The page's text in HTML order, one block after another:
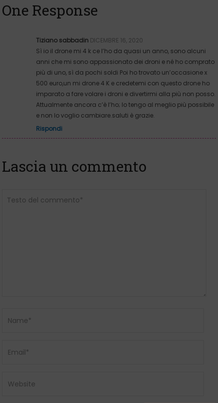
One Response
Tiziano sabbadin DICEMBRE 16, 2020
Sì io il drone mi 4 k ce l’ho da quasi un anno, sono alcuni
anni che mi sono appassionato dei droni e né ho comprato
più di uno, sì da pochi soldi Poi ho trovato un’occasione x
500 euro,un mi drone 4 K e credetemi con questo drone ho
imparato a fare volare i droni e divertirmi alla più non posso.
Attualmente ancora c’è l’ho; lo tengo al meglio più possibile
e non lo voglio cambiare.saluti è grazie.
Rispondi
Lascia un commento